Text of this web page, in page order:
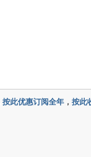
按此优惠订阅全年 ， 按此